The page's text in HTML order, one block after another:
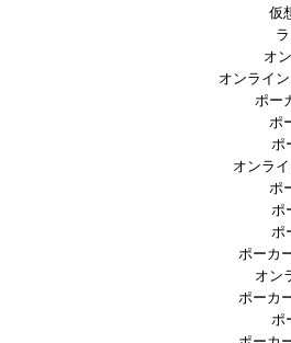
仮
オ
オンライ
ポー
ポ
ポ
オンラ
ポ
ポ
ポ
ポーカ
オン
ポーカ
ポ